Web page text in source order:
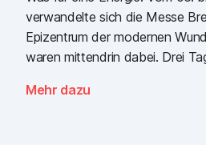
verwandelte sich die Messe
Epizentrum der modernen
waren mittendrin dabei. Drei
Wound Management
Mehr dazu